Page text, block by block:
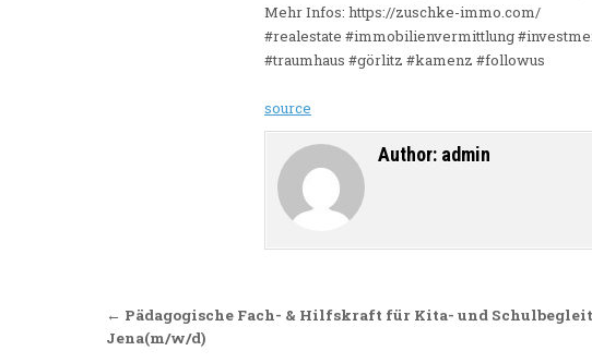
Mehr Infos: https://zuschke-immo.com/
#realestate #immobilienvermittlung
#traumhaus #görlitz #kamenz #followus
source
Author: admin
Beitragsnavigation
← Pädagogische Fach- & Hilfskraft für Kita- und
Jena(m/w/d)